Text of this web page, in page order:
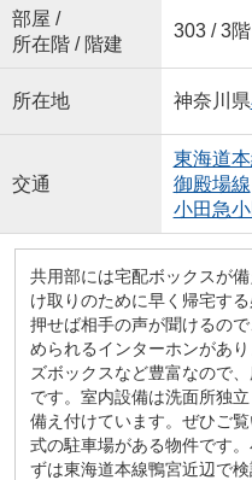
部屋 /
所在階 / 階建
303 / 3
所在地 神奈川県
交通
東海道
御殿場線
小田急
共用部には宅配ボックスが
け取りのために早く帰宅す
押せば相手の声が聞けるの
められるインターホンがあ
ズボックスなど豊富なので
です。室内設備は洗面所独
備え付けています。ぜひご
式の駐車場がある物件です
ずは東海道本線鴨宮近辺で